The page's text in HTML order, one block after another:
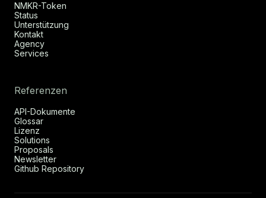
NMKR-Token
Status
Unterstützung
Kontakt
Agency
Services
Referenzen
API-Dokumente
Glossar
Lizenz
Solutions
Proposals
Newsletter
Github Repository